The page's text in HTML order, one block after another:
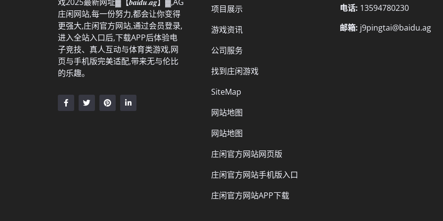
庄闲网站,每一份努力,都会让你变得
更强大,庄闲官方网站,通过会员登录,
进入全站入口后,下载APP后体验电
子竞技、真人互动与体育类游戏,网
页与手机版完美适配,带来无与伦比
的乐趣。
项目展示
游戏资讯
公司服务
找到庄闲游戏
SiteMap
网站地图
网站地图
庄闲官方网站网页版
庄闲官方网站手机版入口
庄闲官方网站APP下载
电话: 13594780230
邮箱: j9pingtai@baidu.ag